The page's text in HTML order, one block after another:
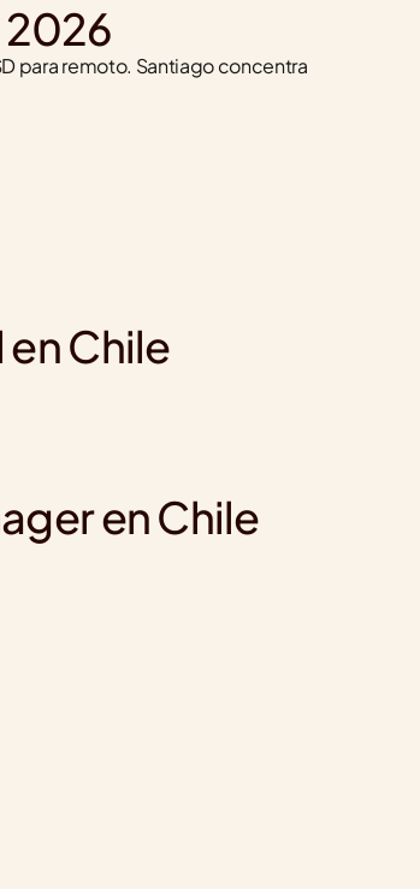
2026
para remoto. Santiago concentra
Chile
en Chile